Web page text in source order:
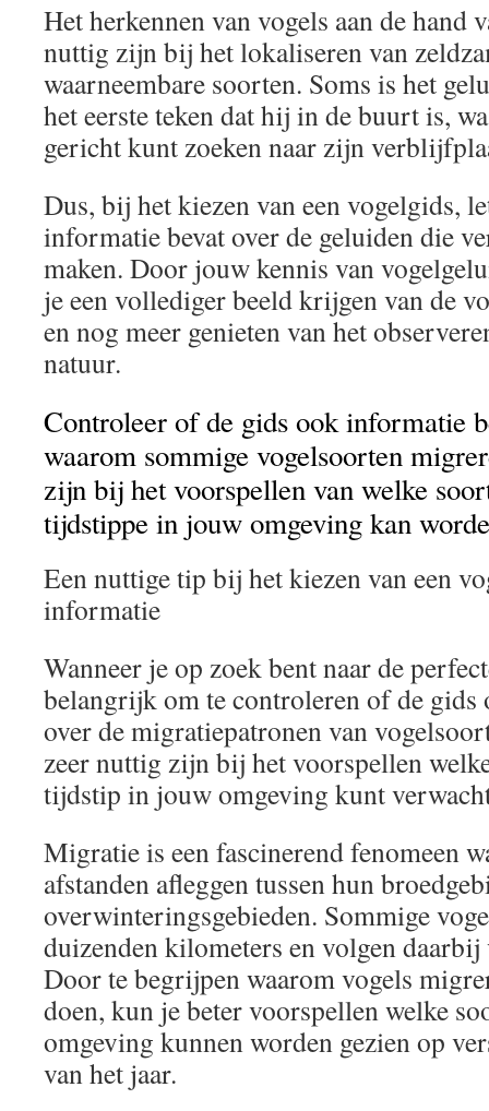
Het herkennen van vogels aan de hand
nuttig zijn bij het lokaliseren van
waarneembare soorten. Soms is het
het eerste teken dat hij in de buurt is,
gericht kunt zoeken naar zijn
Dus, bij het kiezen van een vogelgids,
informatie bevat over de geluiden die
maken. Door jouw kennis van
je een vollediger beeld krijgen van de
en nog meer genieten van het
natuur.
Controleer of de gids ook informatie
waarom sommige vogelsoorten
zijn bij het voorspellen van welke
tijdstippe in jouw omgeving kan
Een nuttige tip bij het kiezen van een
informatie
Wanneer je op zoek bent naar de
belangrijk om te controleren of de gids
over de migratiepatronen van
zeer nuttig zijn bij het voorspellen
tijdstip in jouw omgeving kunt
Migratie is een fascinerend fenomeen
afstanden afleggen tussen hun
overwinteringsgebieden. Sommige
duizenden kilometers en volgen daarbij
Door te begrijpen waarom vogels
doen, kun je beter voorspellen welke
omgeving kunnen worden gezien op
van het jaar.